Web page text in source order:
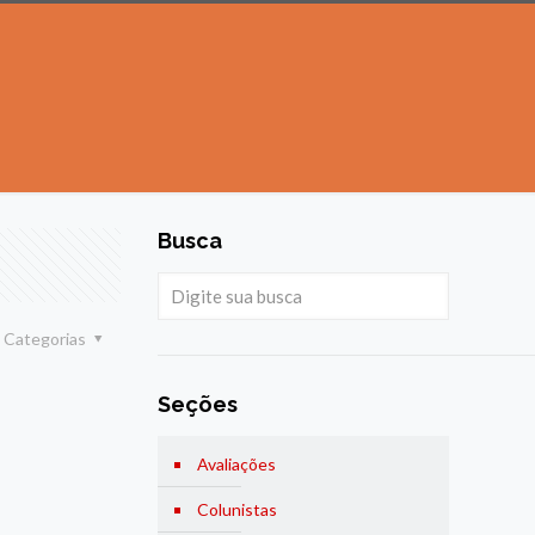
Categorias
Busca
Seções
Avaliações
Colunistas